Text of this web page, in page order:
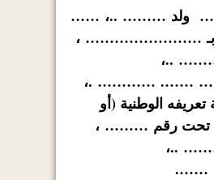
ولد ……… ..، ……
…………………… ،
..،
…….
………… .،
الوطنية (أو
تحت رقم ……… ،
..،
…….